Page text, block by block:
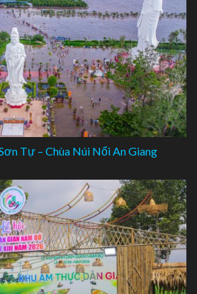
Tự – Chùa Núi Nổi An Giang